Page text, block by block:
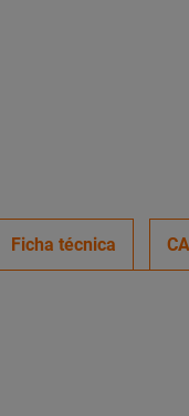
Ficha técnica